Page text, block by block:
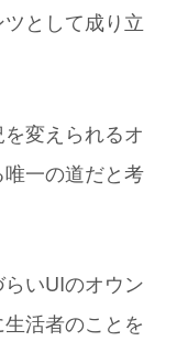
として成り立
変えられるオ
一の道だと考
いUIのオウン
活者のことを